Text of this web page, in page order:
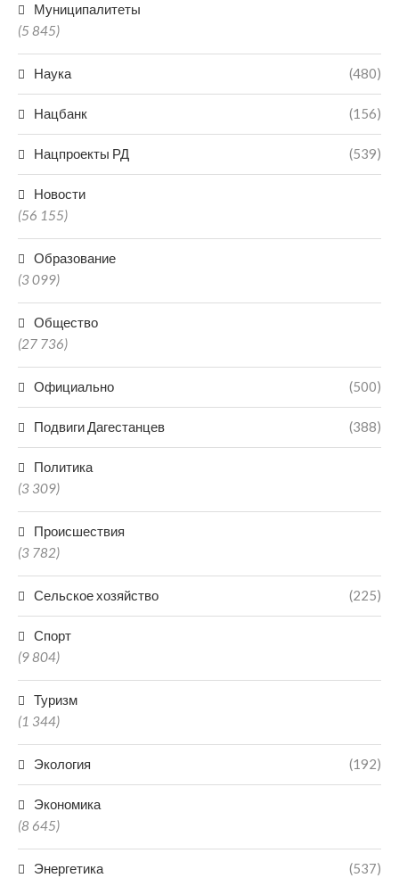
Муниципалитеты
(5 845)
Наука (480)
Нацбанк (156)
Нацпроекты РД (539)
Новости
(56 155)
Образование
(3 099)
Общество
(27 736)
Официально (500)
Подвиги Дагестанцев (388)
Политика
(3 309)
Происшествия
(3 782)
Сельское хозяйство (225)
Спорт
(9 804)
Туризм
(1 344)
Экология (192)
Экономика
(8 645)
Энергетика (537)